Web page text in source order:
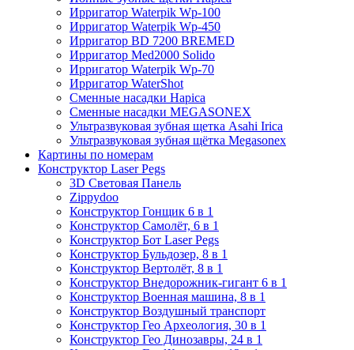
Ирригатор Waterpik Wp-100
Ирригатор Waterpik Wp-450
Ирригатор BD 7200 BREMED
Ирригатор Med2000 Solido
Ирригатор Waterpik Wp-70
Ирригатор WaterShot
Сменные насадки Hapica
Сменные насадки MEGASONEX
Ультразвуковая зубная щетка Asahi Irica
Ультразвуковая зубная щётка Megasonex
Картины по номерам
Конструктор Laser Pegs
3D Световая Панель
Zippydoo
Конструктор Гонщик 6 в 1
Конструктор Cамолёт, 6 в 1
Конструктор Бот Laser Pegs
Конструктор Бульдозер, 8 в 1
Конструктор Вертолёт, 8 в 1
Конструктор Внедорожник-гигант 6 в 1
Конструктор Военная машина, 8 в 1
Конструктор Воздушный транспорт
Конструктор Гео Археология, 30 в 1
Конструктор Гео Динозавры, 24 в 1